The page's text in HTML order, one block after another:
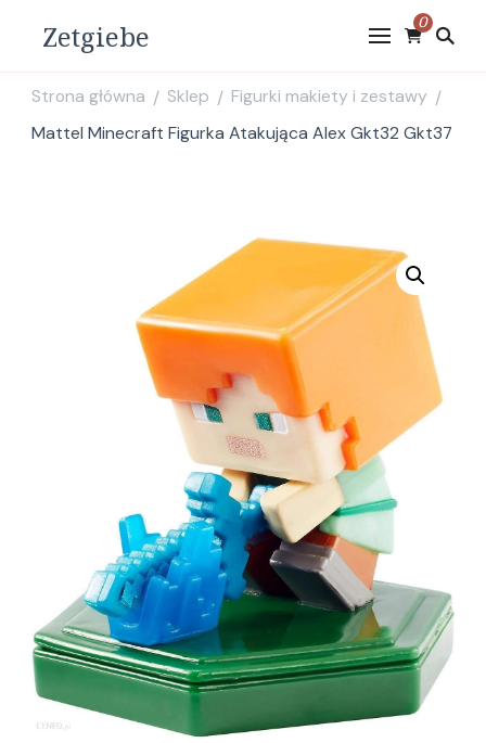
Zetgiebe 0
Strona główna / Sklep / Figurki makiety i zestawy /
Mattel Minecraft Figurka Atakująca Alex Gkt32 Gkt37